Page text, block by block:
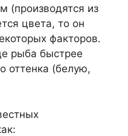
(производятся из
цвета, то он
факторов.
рыба быстрее
оттенка (белую,